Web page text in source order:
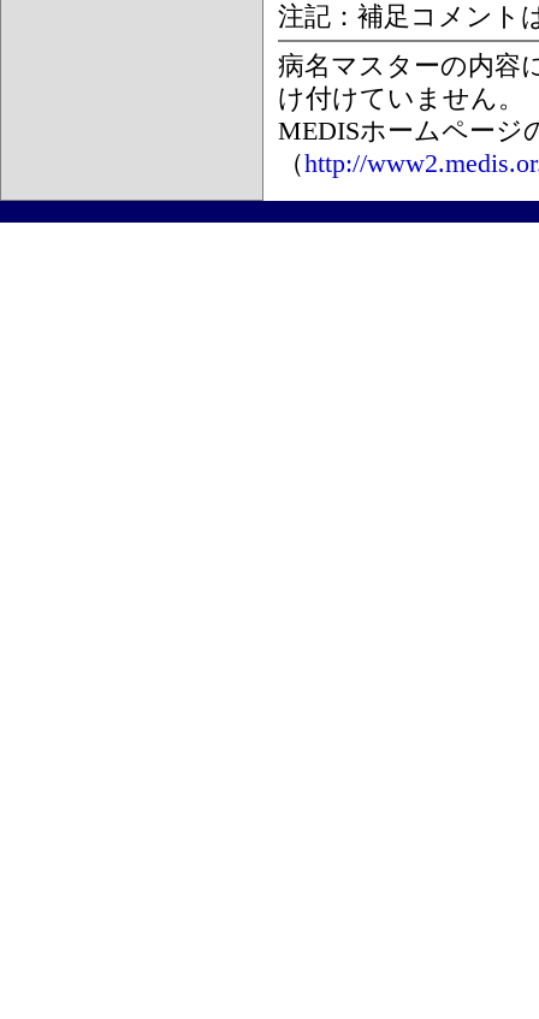
注記：補足コメント
病名マスターの内容
け付けていません。
MEDISホームページ
（http://